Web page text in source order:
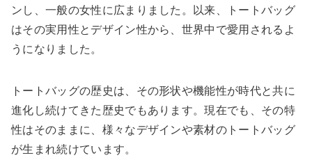
ンし、一般の女性に広まりました。以来、トートバッグ
はその実用性とデザイン性から、世界中で愛用されるよ
うになりました。
トートバッグの歴史は、その形状や機能性が時代と共に
進化し続けてきた歴史でもあります。現在でも、その特
性はそのままに、様々なデザインや素材のトートバッグ
が生まれ続けています。